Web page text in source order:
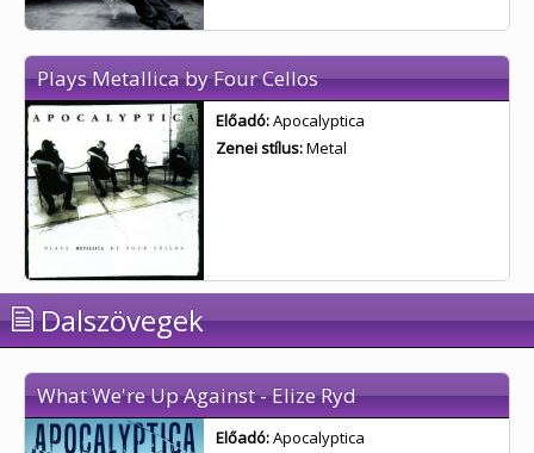
Plays Metallica by Four Cellos
Előadó:Apocalyptica
Zenei stílus:Metal
Dalszövegek
What We're Up Against - Elize Ryd
Előadó:Apocalyptica